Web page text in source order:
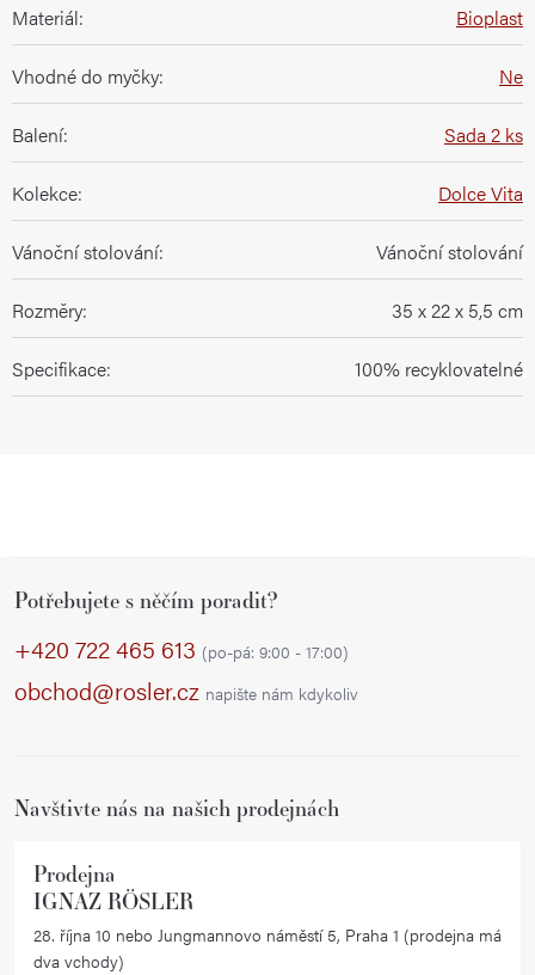
Materiál: Bioplast
Vhodné do myčky: Ne
Balení: Sada 2 ks
Kolekce: Dolce Vita
Vánoční stolování: Vánoční stolování
Rozměry: 35 x 22 x 5,5 cm
Specifikace: 100% recyklovatelné
Potřebujete s něčím poradit?
+420 722 465 613 (po-pá: 9:00 - 17:00)
obchod@rosler.cz napište nám kdykoliv
Navštivte nás na našich prodejnách
Prodejna
IGNAZ RÖSLER
28. října 10 nebo Jungmannovo náměstí 5, Praha 1 (prodejna má
dva vchody)